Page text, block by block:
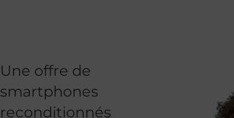
Une offre de
smartphones
reconditionnés